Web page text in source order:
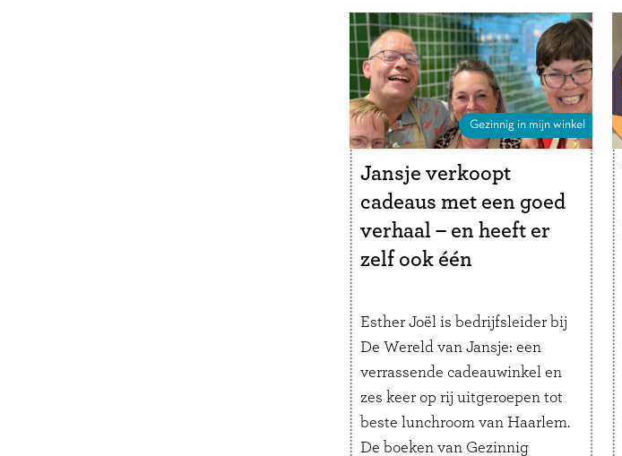
wilde ik altijd juffrouw …Lees
verder
Gezinnig in mijn winkel
Jansje verkoopt
cadeaus met een goed
verhaal – en heeft er
zelf ook één
Esther Joël is bedrijfsleider bij
De Wereld van Jansje: een
verrassende cadeauwinkel en
zes keer op rij uitgeroepen tot
beste lunchroom van Haarlem.
De boeken van Gezinnig